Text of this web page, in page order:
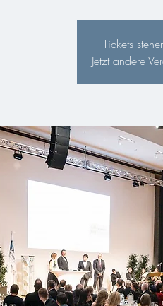
Tickets
Jetzt andere